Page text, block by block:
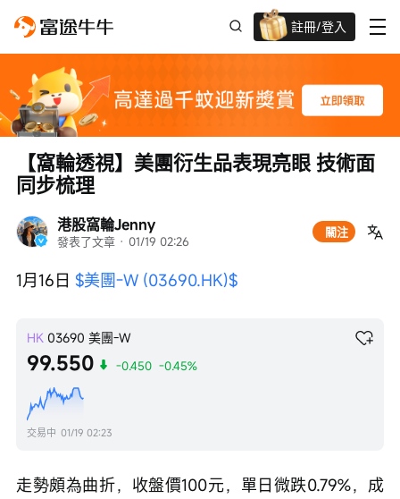
註冊/登入
迎新驚喜賞 股票/BTC等任你揀!
港股窩輪Jenny
發表了文章 · 01/19 02:26
關注
【窩輪透視】美團衍生品表現亮眼 技術面
同步梳理
1月16日 $美團-W (03690.HK)$
HK 03690 美團-W
99.550 -0.450 -0.45%
交易中 01/19 02:23
走勢頗為曲折，收盤價100元，單日微跌0.79%，成